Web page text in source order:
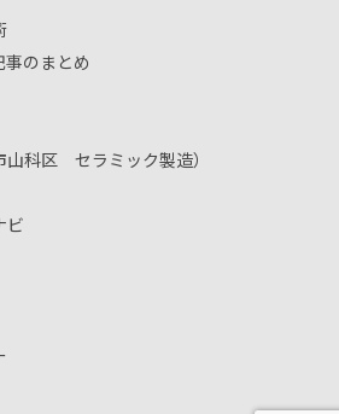
事のまとめ
科区 セラミック製造）
ビ